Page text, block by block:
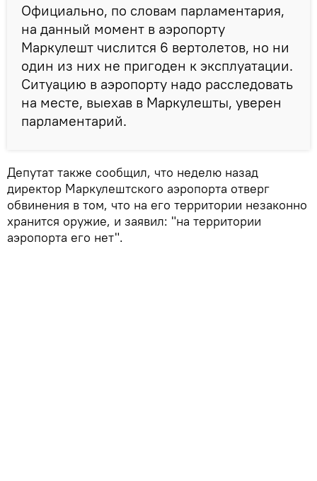
Официально, по словам парламентария,
на данный момент в аэропорту
Маркулешт числится 6 вертолетов, но ни
один из них не пригоден к эксплуатации.
Ситуацию в аэропорту надо расследовать
на месте, выехав в Маркулешты, уверен
парламентарий.
Депутат также сообщил, что неделю назад
директор Маркулештского аэропорта отверг
обвинения в том, что на его территории незаконно
хранится оружие, и заявил: "на территории
аэропорта его нет".